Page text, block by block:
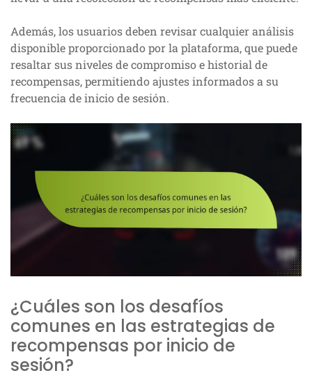
Además, los usuarios deben revisar cualquier análisis
disponible proporcionado por la plataforma, que puede
resaltar sus niveles de compromiso e historial de
recompensas, permitiendo ajustes informados a su
frecuencia de inicio de sesión.
¿Cuáles son los desafíos
comunes en las estrategias de
recompensas por inicio de
sesión?